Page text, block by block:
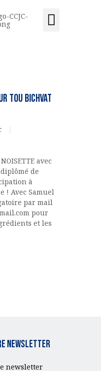
TOU BICHVAT
avec
de
à
! Avec Samuel
par mail
pour
et les
Newsletter
newsletter